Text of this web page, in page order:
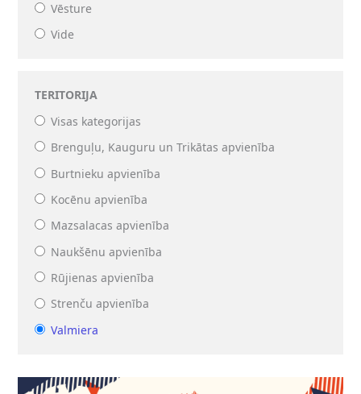
Vēsture
Vide
TERITORIJA
Visas kategorijas
Brenguļu, Kauguru un Trikātas apvienība
Burtnieku apvienība
Kocēnu apvienība
Mazsalacas apvienība
Naukšēnu apvienība
Rūjienas apvienība
Strenču apvienība
Valmiera